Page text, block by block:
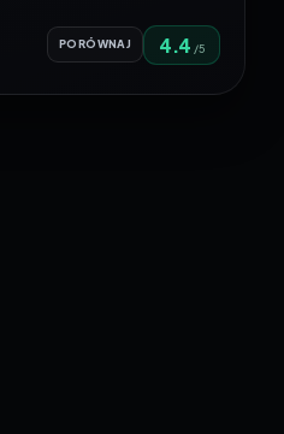
PORÓWNAJ 4.4 /5